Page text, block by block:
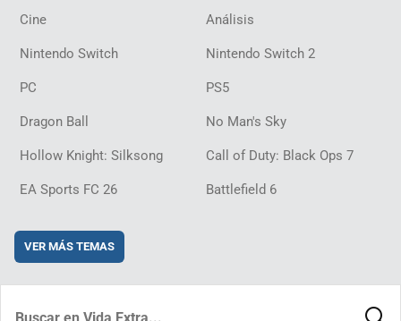
Cine Análisis
Nintendo Switch Nintendo Switch 2
PC PS5
Dragon Ball No Man's Sky
Hollow Knight: Silksong Call of Duty: Black Ops 7
EA Sports FC 26 Battlefield 6
VER MÁS TEMAS